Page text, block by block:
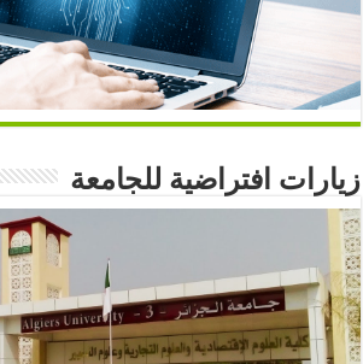
زيارات افتراضية للجامعة